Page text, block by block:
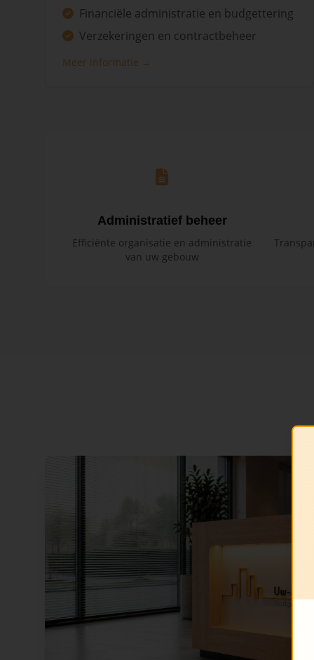
Financiële administratie en budgettering
Verzekeringen en contractbeheer
Meer informatie →
Administratief beheer
Efficiënte organisatie en administratie
van uw gebouw